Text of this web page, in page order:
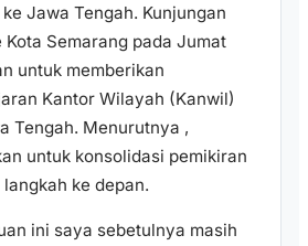
Jawa Tengah. Kunjungan
Semarang pada Jumat
untuk memberikan
Kantor Wilayah (Kanwil)
Tengah. Menurutnya ,
untuk konsolidasi pemikiran
ke depan.
ini saya sebetulnya masih